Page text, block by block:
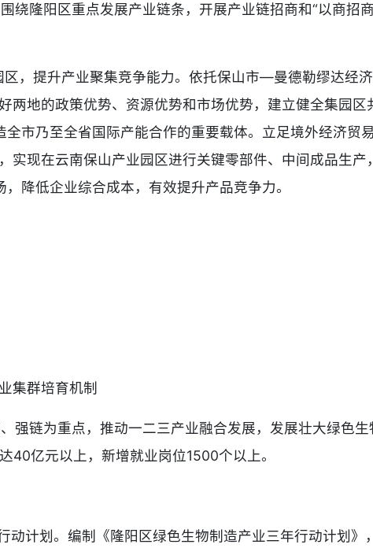
绕隆阳区重点发展产业链条，开展产业链招商和“以商招
，提升产业聚集竞争能力。依托保山市—曼德勒缪达经
两地的政策优势、资源优势和市场优势，建立健全集园
市乃至全省国际产能合作的重要载体。立足境外经济贸
实现在云南保山产业园区进行关键零部件、中间成品生
降低企业综合成本，有效提升产品竞争力。
集群培育机制
强链为重点，推动一二三产业融合发展，发展壮大绿色
亿元以上，新增就业岗位1500个以上。
计划。编制《隆阳区绿色生物制造产业三年行动计划》